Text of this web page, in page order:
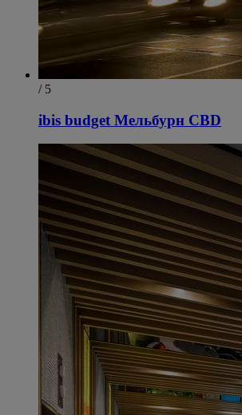
/ 5
ibis budget Мельбурн CBD